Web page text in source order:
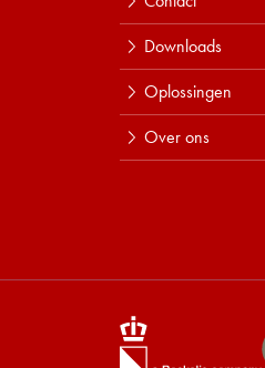
Downloads
Oplossingen
Over ons